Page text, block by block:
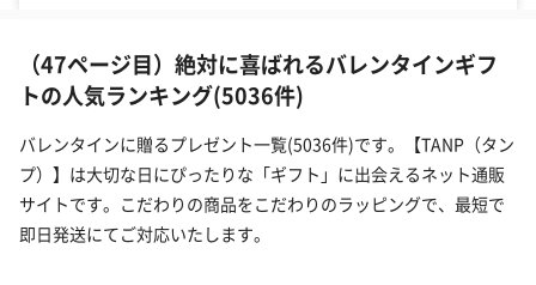
（47ページ目）絶対に喜ばれるバレンタインギフ
トの人気ランキング(5036件)
バレンタインに贈るプレゼント一覧(5036件)です。【TANP（タン
プ）】は大切な日にぴったりな「ギフト」に出会えるネット通販
サイトです。こだわりの商品をこだわりのラッピングで、最短で
即日発送にてご対応いたします。